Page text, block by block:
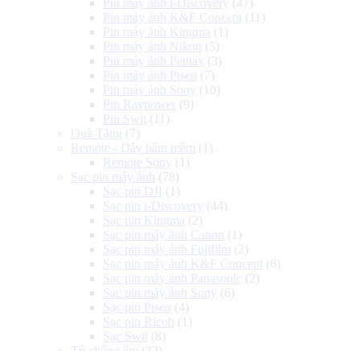
Pin máy ảnh K&F Concept (11)
Pin máy ảnh Kingma (1)
Pin máy ảnh Nikon
(5)
Pin máy ảnh Pentax (3)
Pin máy ảnh Pisen
(7)
Pin máy ảnh Sony (10)
Pin Ravpower
(9)
Pin Swit (11)
Quà Tặng (7)
Remote - Dây bấm mềm (1)
Remote Sony (1)
Sạc pin máy ảnh
(78)
Sạc pin DJI (1)
Sạc pin i-Discovery (44)
Sạc pin Kingma (2)
Sạc pin máy ảnh Canon
(1)
Sạc pin máy ảnh Fujifilm (2)
Sạc pin máy ảnh K&F Concept (6)
Sạc pin máy ảnh Panasonic (2)
Sạc pin máy ảnh Sony (6)
Sạc pin Pisen
(4)
Sạc pin Ricoh
(1)
Sạc Swit (8)